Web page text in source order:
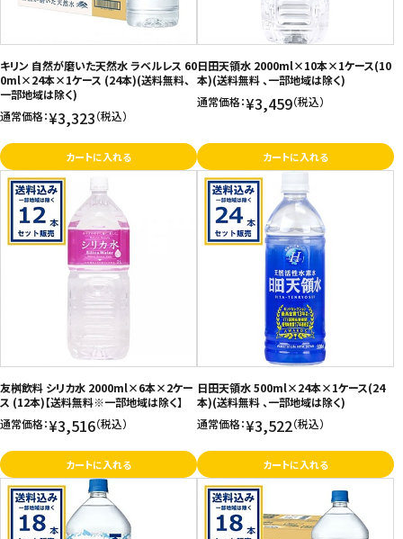
キリン 自然が磨いた天然水 ラベルレス 60
0ml×24本×1ケース (24本)(送料無料、
一部地域は除く)
通常価格：¥3,323（税込）
カートに入れる
日田天領水 2000ml×10本×1ケース(10
本)(送料無料 、一部地域は除く)
通常価格：¥3,459（税込）
カートに入れる
友桝飲料 シリカ水 2000ml×6本×2ケー
ス (12本)【送料無料※一部地域は除く】
通常価格：¥3,516（税込）
カートに入れる
日田天領水 500ml×24本×1ケース(24
本)(送料無料 、一部地域は除く)
通常価格：¥3,522（税込）
カートに入れる